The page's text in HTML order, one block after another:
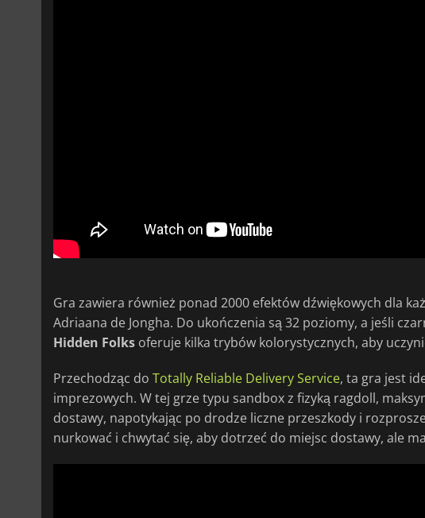
Gra zawiera również ponad 2000 efektów dźwiękowych dla
Adriaana de Jongha. Do ukończenia są 32 poziomy, a jeśli
Hidden Folks oferuje kilka trybów kolorystycznych, aby
Przechodząc do Totally Reliable Delivery Service, ta gra jest
imprezowych. W tej grze typu sandbox z fizyką ragdoll,
dostawy, napotykając po drodze liczne przeszkody i
nurkować i chwytać się, aby dotrzeć do miejsc dostawy, ale